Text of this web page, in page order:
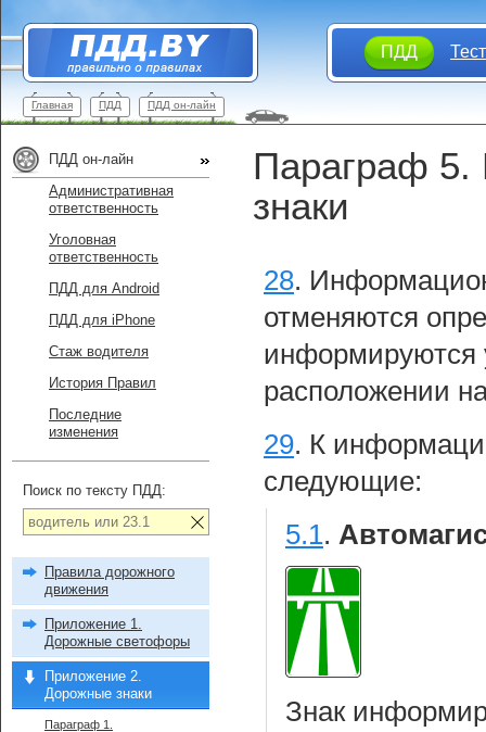
ПДД
Главная ПДД ПДД он-лайн
Параграф 5.
знаки
28.
отменяются
информируются
расположении
29. К
следующие:
5.1.
Знак
ПДД он-лайн
Административная
ответственность
Уголовная
ответственность
ПДД для Android
ПДД для iPhone
Стаж водителя
История Правил
Последние
изменения
Поиск по тексту ПДД:
Правила дорожного
движения
Приложение 1.
Дорожные светофоры
Приложение 2.
Дорожные знаки
Параграф 1.